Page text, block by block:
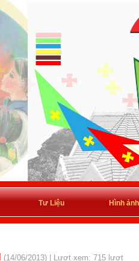
Tư Liệu Hình ảnh
(14/06/2013) | Lượt xem: 715 lượt